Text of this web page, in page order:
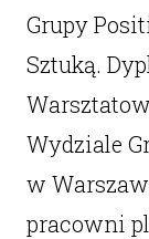
Grupy
Sztuką.
Wydziale
w
pracowni